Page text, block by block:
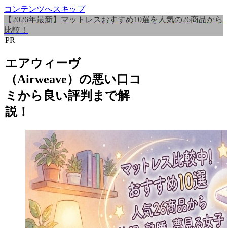
コンテンツへスキップ
【2026年最新】マットレスおすすめ10選を人気の26商品から
比較！
PR
エアウィーヴ
（Airweave）の悪い口コ
ミから良い評判まで解
説！